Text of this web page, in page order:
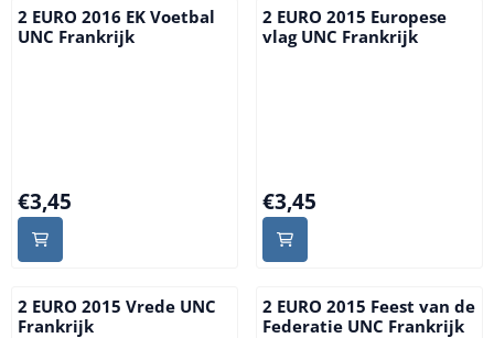
2 EURO 2016 EK Voetbal
UNC Frankrijk
Prijs: 3,45
€3,45
2 EURO 2015 Europese
vlag UNC Frankrijk
Prijs: 3,45
€3,45
2 EURO 2015 Vrede UNC
Frankrijk
2 EURO 2015 Feest van de
Federatie UNC Frankrijk